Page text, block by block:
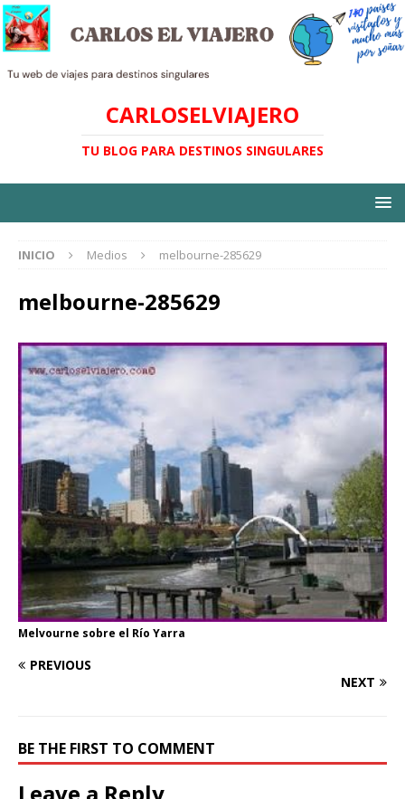
CARLOSELVIAJERO
TU BLOG PARA DESTINOS SINGULARES
INICIO Medios melbourne-285629
melbourne-285629
Melvourne sobre el Río Yarra
PREVIOUS
NEXT
BE THE FIRST TO COMMENT
Leave a Reply